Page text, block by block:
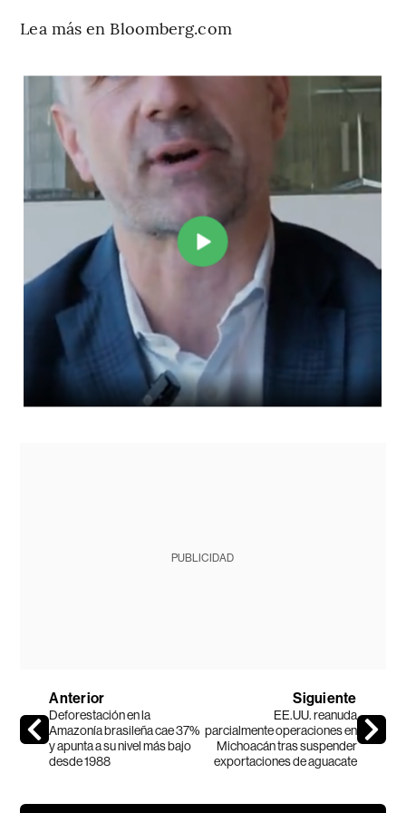
Lea más en Bloomberg.com
PUBLICIDAD
Anterior
Deforestación en la
Amazonía brasileña cae 37%
y apunta a su nivel más bajo
desde 1988
Siguiente
EE.UU. reanuda
parcialmente operaciones en
Michoacán tras suspender
exportaciones de aguacate